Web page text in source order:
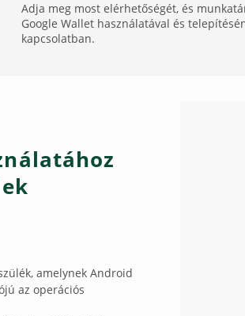
Adja meg most elérhetőségét, és
Google Wallet használatával és
kapcsolatban.
amelynek Android
az operációs